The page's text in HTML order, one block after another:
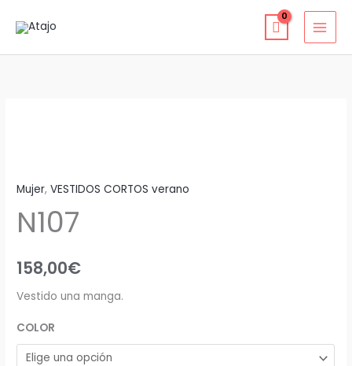
Mujer,VESTIDOS CORTOS verano
N107
158,00€
Vestido una manga.
COLOR